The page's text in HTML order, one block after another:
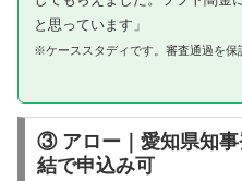
と思っています」
※ケーススタディです。審査通過を保
③ アロー｜愛知県知
結で申込み可